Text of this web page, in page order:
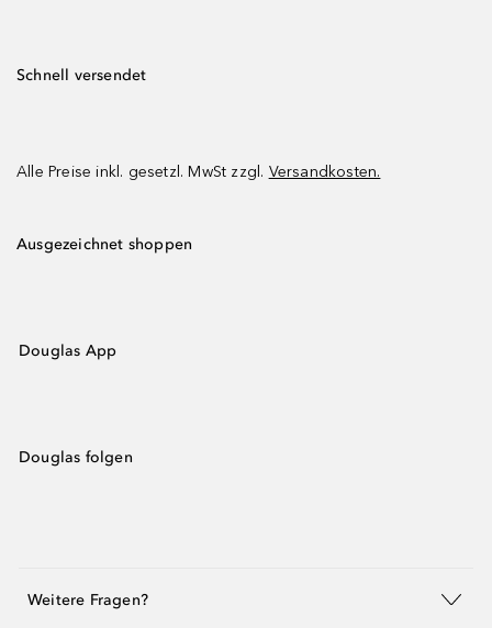
Schnell versendet
Alle Preise inkl. gesetzl. MwSt zzgl. Versandkosten.
Ausgezeichnet shoppen
Douglas App
Douglas folgen
Weitere Fragen?